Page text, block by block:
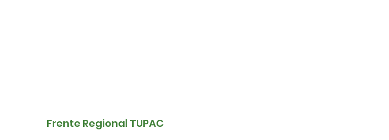
Frente Regional TUPAC